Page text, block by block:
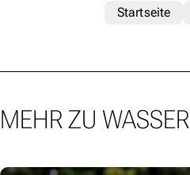
Startseite
MEHR ZU WASSER